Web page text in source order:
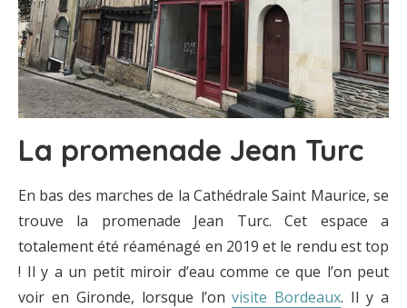
La promenade Jean Turc
En bas des marches de la Cathédrale Saint Maurice, se
trouve la promenade Jean Turc. Cet espace a
totalement été réaménagé en 2019 et le rendu est top
! Il y a un petit miroir d’eau comme ce que l’on peut
voir en Gironde, lorsque l’onvisite Bordeaux. Il y a